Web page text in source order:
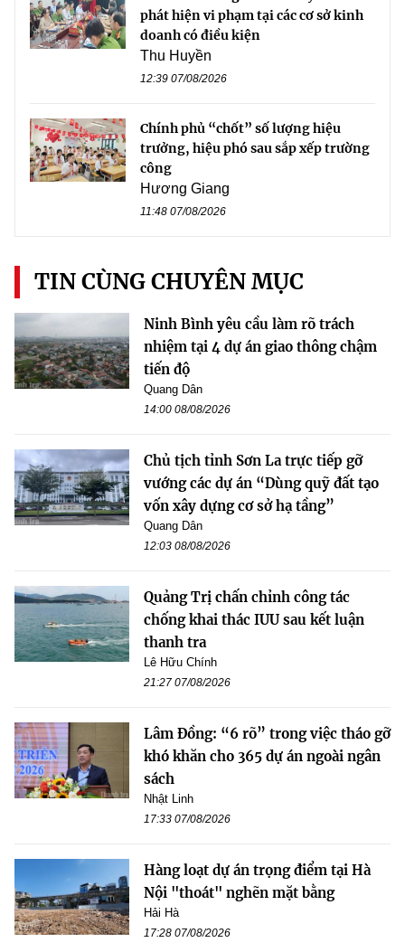
phát hiện vi phạm tại các cơ sở kinh
doanh có điều kiện
Thu Huyền
12:39 07/08/2026
Chính phủ “chốt” số lượng hiệu
trưởng, hiệu phó sau sắp xếp trường
công
Hương Giang
11:48 07/08/2026
TIN CÙNG CHUYÊN MỤC
Ninh Bình yêu cầu làm rõ trách
nhiệm tại 4 dự án giao thông chậm
tiến độ
Quang Dân
14:00 08/08/2026
Chủ tịch tỉnh Sơn La trực tiếp gỡ
vướng các dự án “Dùng quỹ đất tạo
vốn xây dựng cơ sở hạ tầng”
Quang Dân
12:03 08/08/2026
Quảng Trị chấn chỉnh công tác
chống khai thác IUU sau kết luận
thanh tra
Lê Hữu Chính
21:27 07/08/2026
Lâm Đồng: “6 rõ” trong việc tháo gỡ
khó khăn cho 365 dự án ngoài ngân
sách
Nhật Linh
17:33 07/08/2026
Hàng loạt dự án trọng điểm tại Hà
Nội "thoát" nghẽn mặt bằng
Hải Hà
17:28 07/08/2026